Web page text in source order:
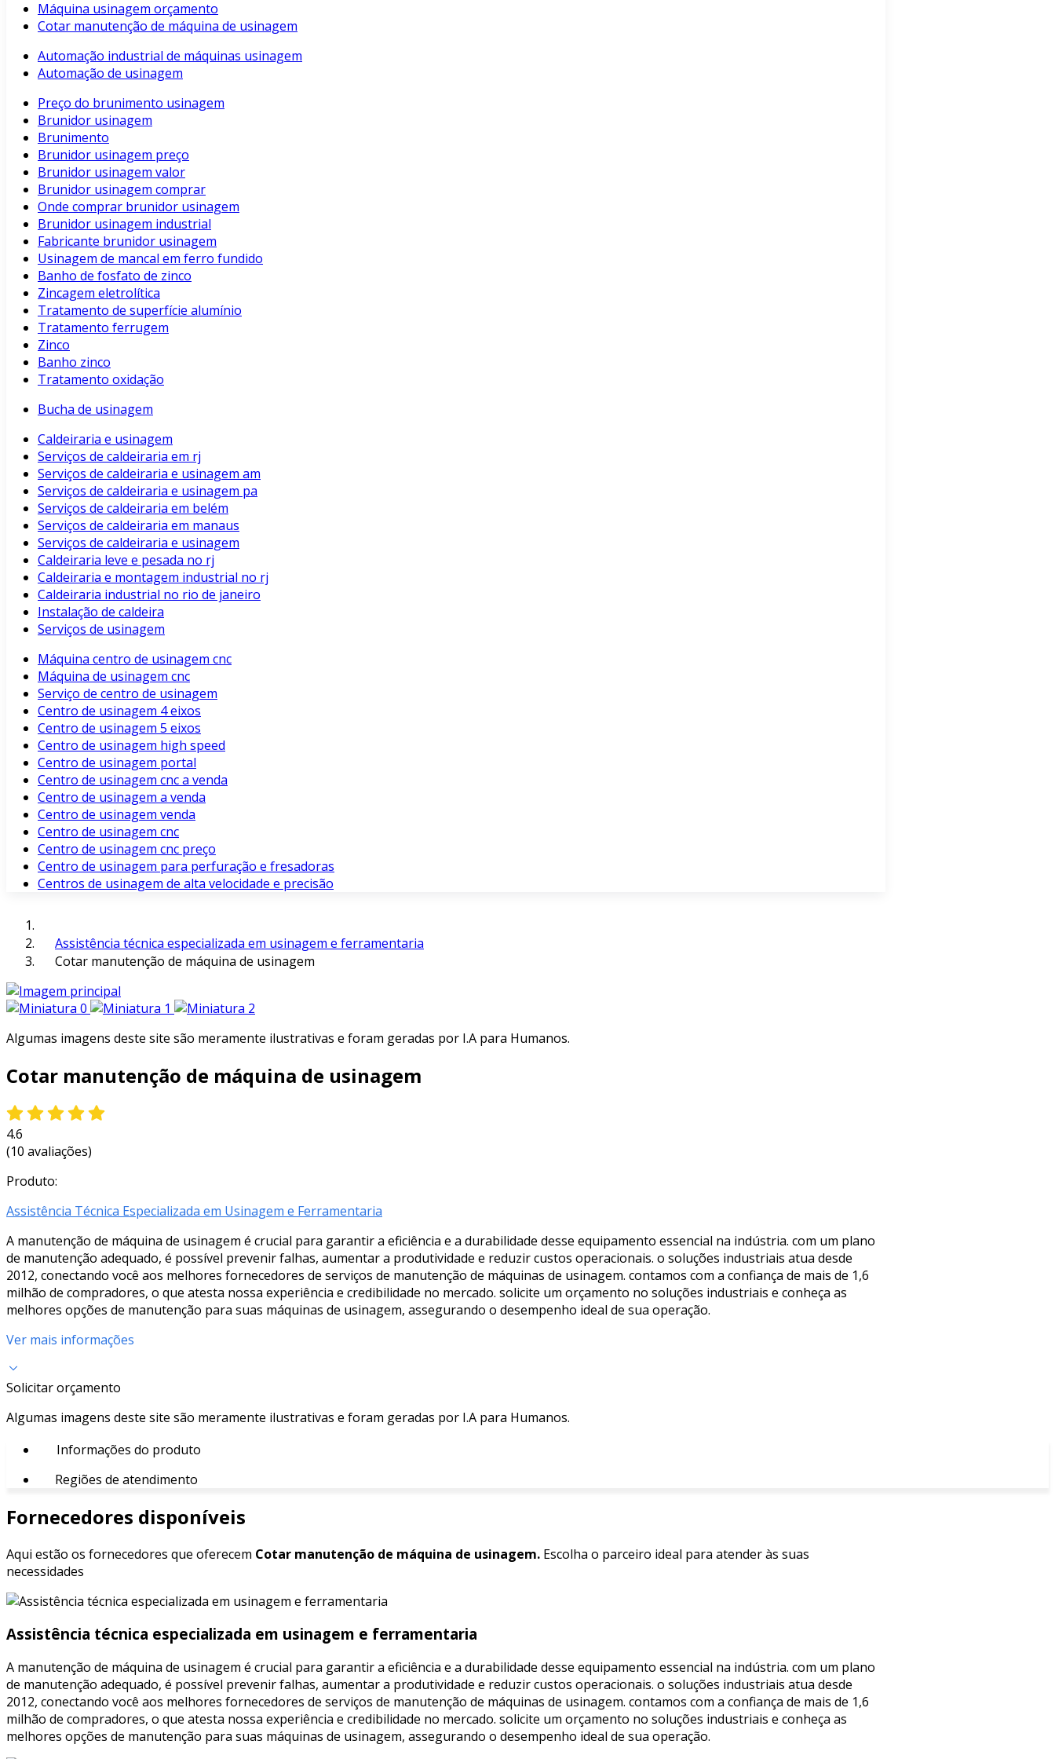
Máquina usinagem orçamento
Cotar manutenção de máquina de usinagem
Automação industrial de máquinas usinagem
Automação de usinagem
Preço do brunimento usinagem
Brunidor usinagem
Brunimento
Brunidor usinagem preço
Brunidor usinagem valor
Brunidor usinagem comprar
Onde comprar brunidor usinagem
Brunidor usinagem industrial
Fabricante brunidor usinagem
Usinagem de mancal em ferro fundido
Banho de fosfato de zinco
Zincagem eletrolítica
Tratamento de superfície alumínio
Tratamento ferrugem
Zinco
Banho zinco
Tratamento oxidação
Bucha de usinagem
Caldeiraria e usinagem
Serviços de caldeiraria em rj
Serviços de caldeiraria e usinagem am
Serviços de caldeiraria e usinagem pa
Serviços de caldeiraria em belém
Serviços de caldeiraria em manaus
Serviços de caldeiraria e usinagem
Caldeiraria leve e pesada no rj
Caldeiraria e montagem industrial no rj
Caldeiraria industrial no rio de janeiro
Instalação de caldeira
Serviços de usinagem
Máquina centro de usinagem cnc
Máquina de usinagem cnc
Serviço de centro de usinagem
Centro de usinagem 4 eixos
Centro de usinagem 5 eixos
Centro de usinagem high speed
Centro de usinagem portal
Centro de usinagem cnc a venda
Centro de usinagem a venda
Centro de usinagem venda
Centro de usinagem cnc
Centro de usinagem cnc preço
Centro de usinagem para perfuração e fresadoras
Centros de usinagem de alta velocidade e precisão
Assistência técnica especializada em usinagem e ferramentaria
Cotar manutenção de máquina de usinagem
Algumas imagens deste site são meramente ilustrativas e foram geradas por I.A para Humanos.
Cotar manutenção de máquina de usinagem
4.6
(10 avaliações)
Produto:
Assistência Técnica Especializada em Usinagem e Ferramentaria
A manutenção de máquina de usinagem é crucial para garantir a eficiência e a durabilidade desse equipamento essencial na indústria. com um plano
de manutenção adequado, é possível prevenir falhas, aumentar a produtividade e reduzir custos operacionais. o soluções industriais atua desde
2012, conectando você aos melhores fornecedores de serviços de manutenção de máquinas de usinagem. contamos com a confiança de mais de 1,6
milhão de compradores, o que atesta nossa experiência e credibilidade no mercado. solicite um orçamento no soluções industriais e conheça as
melhores opções de manutenção para suas máquinas de usinagem, assegurando o desempenho ideal de sua operação.
Ver mais informações
Solicitar orçamento
Algumas imagens deste site são meramente ilustrativas e foram geradas por I.A para Humanos.
Informações do produto
Regiões de atendimento
Fornecedores disponíveis
Aqui estão os fornecedores que oferecem Cotar manutenção de máquina de usinagem. Escolha o parceiro ideal para atender às suas
necessidades
Assistência técnica especializada em usinagem e ferramentaria
A manutenção de máquina de usinagem é crucial para garantir a eficiência e a durabilidade desse equipamento essencial na indústria. com um plano
de manutenção adequado, é possível prevenir falhas, aumentar a produtividade e reduzir custos operacionais. o soluções industriais atua desde
2012, conectando você aos melhores fornecedores de serviços de manutenção de máquinas de usinagem. contamos com a confiança de mais de 1,6
milhão de compradores, o que atesta nossa experiência e credibilidade no mercado. solicite um orçamento no soluções industriais e conheça as
melhores opções de manutenção para suas máquinas de usinagem, assegurando o desempenho ideal de sua operação.